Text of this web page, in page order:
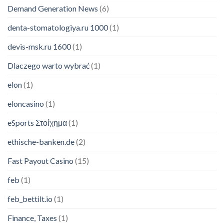
Demand Generation News (6)
denta-stomatologiya.ru 1000(1)
devis-msk.ru 1600(1)
Dlaczego warto wybrać(1)
elon(1)
eloncasino (1)
eSports Στοίχημα(1)
ethische-banken.de(2)
Fast Payout Casino (15)
feb (1)
feb_bettilt.io (1)
Finance, Taxes (1)